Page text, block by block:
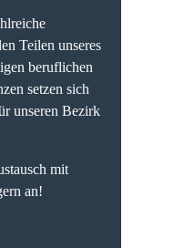
Teilen unseres
beruflichen
setzen sich
unseren Bezirk
mit
an!